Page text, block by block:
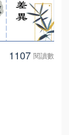
1107 閱讀數